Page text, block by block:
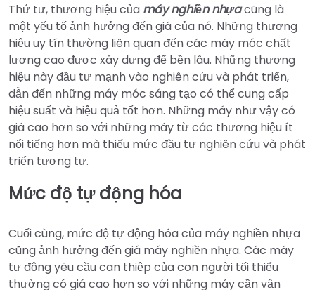
Thứ tư, thương hiệu của máy nghiền nhựacũng là
một yếu tố ảnh hưởng đến giá của nó. Những thương
hiệu uy tín thường liên quan đến các máy móc chất
lượng cao được xây dựng để bền lâu. Những thương
hiệu này đầu tư mạnh vào nghiên cứu và phát triển,
dẫn đến những máy móc sáng tạo có thể cung cấp
hiệu suất và hiệu quả tốt hơn. Những máy như vậy có
giá cao hơn so với những máy từ các thương hiệu ít
nổi tiếng hơn mà thiếu mức đầu tư nghiên cứu và phát
triển tương tự.
Mức độ tự động hóa
Cuối cùng, mức độ tự động hóa của máy nghiền nhựa
cũng ảnh hưởng đến giá máy nghiền nhựa. Các máy
tự động yêu cầu can thiệp của con người tối thiểu
thường có giá cao hơn so với những máy cần vận